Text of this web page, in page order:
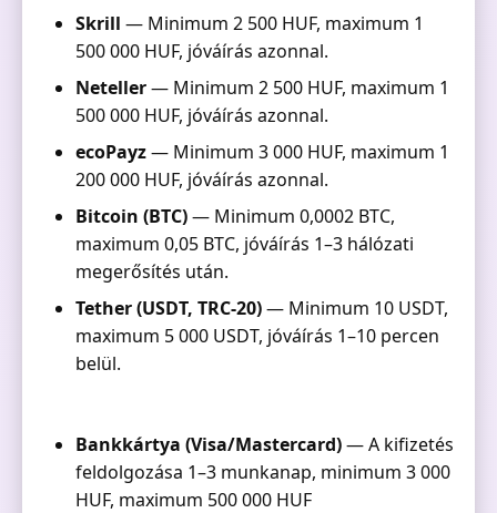
Skrill — Minimum 2 500 HUF, maximum 1
500 000 HUF, jóváírás azonnal.
Neteller— Minimum 2 500 HUF, maximum 1
500 000 HUF, jóváírás azonnal.
ecoPayz— Minimum 3 000 HUF, maximum 1
200 000 HUF, jóváírás azonnal.
Bitcoin (BTC)— Minimum 0,0002 BTC,
maximum 0,05 BTC, jóváírás 1–3 hálózati
megerősítés után.
Tether (USDT, TRC-20)— Minimum 10 USDT,
maximum 5 000 USDT, jóváírás 1–10 percen
belül.
Bankkártya (Visa/Mastercard)— A kifizetés
feldolgozása 1–3 munkanap, minimum 3 000
HUF, maximum 500 000 HUF